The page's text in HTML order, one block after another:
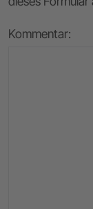
Kommentar: